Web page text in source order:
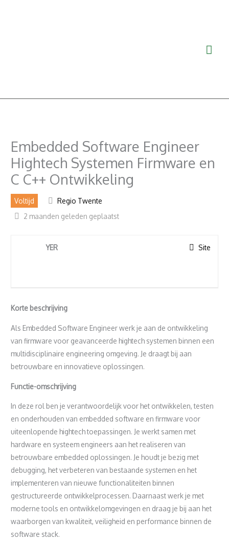
Embedded Software Engineer
Hightech Systemen Firmware en
C C++ Ontwikkeling
Voltijd
Regio Twente
2 maanden geleden geplaatst
Site
YER
Korte beschrijving
Als Embedded Software Engineer werk je aan de ontwikkeling
van firmware voor geavanceerde hightech systemen binnen een
multidisciplinaire engineering omgeving. Je draagt bij aan
betrouwbare en innovatieve oplossingen.
Functie-omschrijving
In deze rol ben je verantwoordelijk voor het ontwikkelen, testen
en onderhouden van embedded software en firmware voor
uiteenlopende hightech toepassingen. Je werkt samen met
hardware en systeem engineers aan het realiseren van
betrouwbare embedded oplossingen. Je houdt je bezig met
debugging, het verbeteren van bestaande systemen en het
implementeren van nieuwe functionaliteiten binnen
gestructureerde ontwikkelprocessen. Daarnaast werk je met
moderne tools en ontwikkelomgevingen en draag je bij aan het
waarborgen van kwaliteit, veiligheid en performance binnen de
software stack.